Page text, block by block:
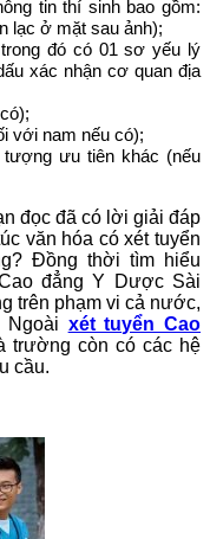
tin thí sinh bao gồm:
lạc ở mặt sau ảnh);
đó có 01 sơ yếu lý
xác nhận cơ quan địa
với nam nếu có);
ưu tiên khác (nếu
đọc đã có lời giải đáp
văn hóa có xét tuyển
Đồng thời tìm hiểu
đẳng Y Dược Sài
trên phạm vi cả nước,
Ngoài xét tuyển Cao
trường còn có các hệ
cầu.